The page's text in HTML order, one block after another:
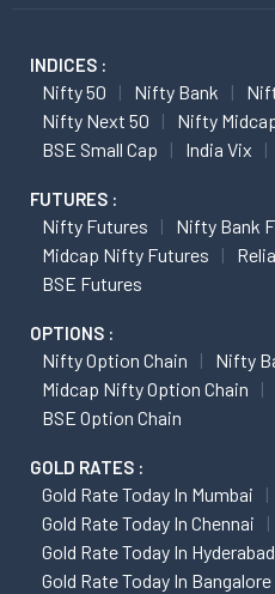
INDICES :
Nifty 50 Nifty Bank
Nifty Next 50
Nifty
BSE Small Cap
India Vix
FUTURES :
Nifty Futures
Nifty Bank
Midcap Nifty Futures
BSE Futures
OPTIONS :
Nifty Option Chain
Nifty
Midcap Nifty Option Chain
BSE Option Chain
GOLD RATES :
Gold Rate Today In Mumbai
Gold Rate Today In Chennai
Gold Rate Today In Hyderabad
Gold Rate Today In Bangalore